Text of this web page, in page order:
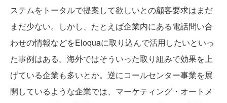
ステムをトータルで提案して欲しいとの顧客要求はまだ
まだ少ない。しかし、たとえば企業内にある電話問い合
わせの情報などをEloquaに取り込んで活用したいといっ
た事例はある。海外ではそういった取り組みで効果を上
げている企業も多いとか。逆にコールセンター事業を展
開しているような企業では、マーケティング・オートメ